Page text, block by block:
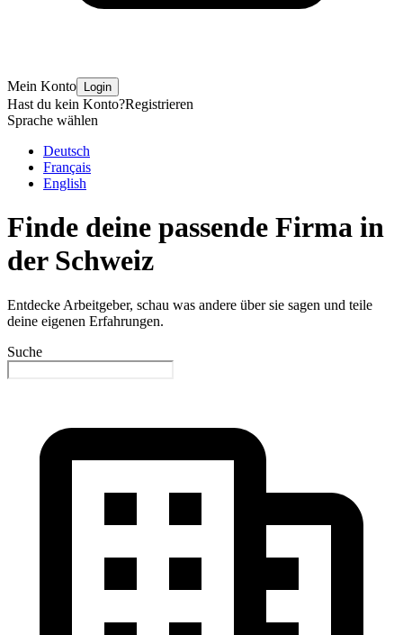
Mein Konto Login
Hast du kein Konto?Registrieren
Sprache wählen
Deutsch
Français
English
Finde deine passende Firma in
der Schweiz
Entdecke Arbeitgeber, schau was andere über sie sagen und teile
deine eigenen Erfahrungen.
Suche